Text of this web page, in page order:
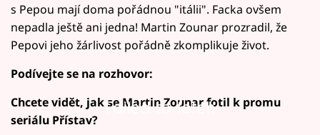
s Pepou mají doma pořádnou "itálii". Facka ovšem
nepadla ještě ani jedna! Martin Zounar prozradil, že
Pepovi jeho žárlivost pořádně zkomplikuje život.
Podívejte se na rozhovor:
Failed to fetch
Chcete vidět, jak se Martin Zounar fotil k promu
seriálu Přístav?